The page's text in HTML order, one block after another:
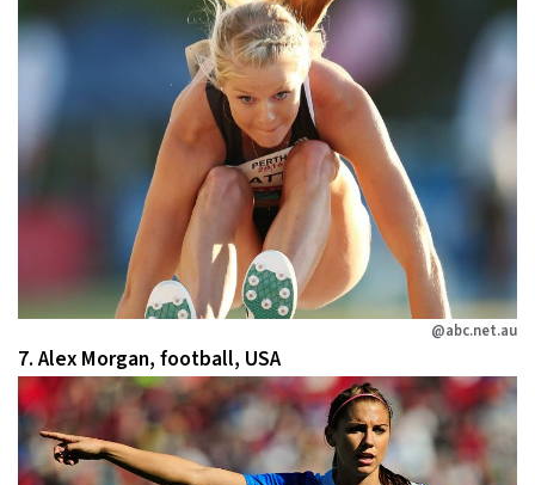
@abc.net.au
7. Alex Morgan, football, USA